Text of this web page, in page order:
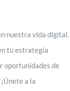
nuestra vida digital.
tu estrategia
oportunidades de
a la